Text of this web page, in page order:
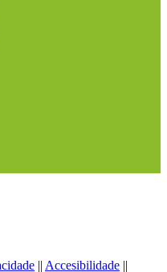
|| Accesibilidade ||